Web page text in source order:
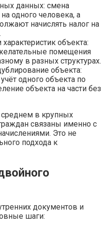
данных: смена
одного человека, а
начислять налог на
объекта:
помещения
в разных структурах.
объекта:
одного объекта по
объекта на части без
среднем в крупных
связаны именно с
Это не
подхода к
документов и
шаги: